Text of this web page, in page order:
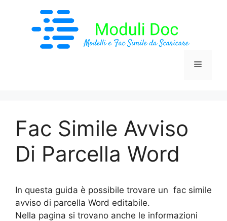
contenuto
Menu
Fac Simile Avviso
Di Parcella Word
In questa guida è possibile trovare un fac simile
avviso di parcella Word editabile.
Nella pagina si trovano anche le informazioni